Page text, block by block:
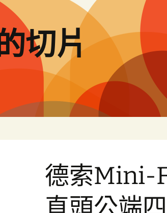
切片
德索Mini-